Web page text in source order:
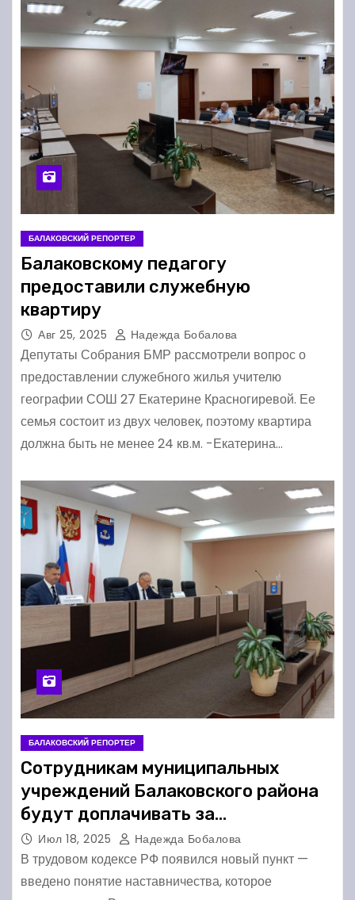
БАЛАКОВСКИЙ РЕПОРТЕР
Балаковскому педагогу
предоставили служебную
квартиру
Авг 25, 2025 Надежда Бобалова
Депутаты Собрания БМР рассмотрели вопрос о
предоставлении служебного жилья учителю
географии СОШ 27 Екатерине Красногиревой. Ее
семья состоит из двух человек, поэтому квартира
должна быть не менее 24 кв.м. -Екатерина…
БАЛАКОВСКИЙ РЕПОРТЕР
Сотрудникам муниципальных
учреждений Балаковского района
будут доплачивать за
наставничество
Июл 18, 2025 Надежда Бобалова
В трудовом кодексе РФ появился новый пункт —
введено понятие наставничества, которое